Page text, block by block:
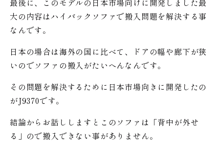
最後に、このモデルの日本市場向けに開発しました最
大の内容はハイバックソファで搬入問題を解決する事
なんです。
日本の場合は海外の国に比べて、ドアの幅や廊下が狭
いのでソファの搬入がたいへんなんです。
その問題を解決するために日本市場向きに開発したの
がJ9370です。
結論からお話ししますとこのソファは「背中が外せ
る」ので搬入できない事がありません。